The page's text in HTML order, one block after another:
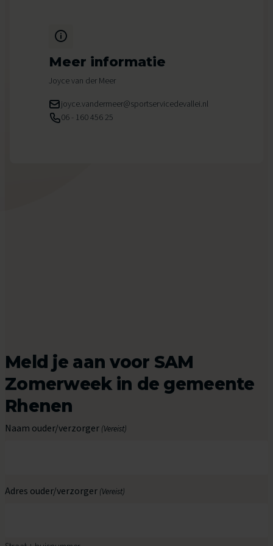
Meld je aan voor SAM
Zomerweek in de gemeente
Rhenen
Naam ouder/verzorger (Vereist)
Adres ouder/verzorger (Vereist)
Meer informatie
Joyce van der Meer
joyce.vandermeer@sportservicedevallei.nl
06 - 160 456 25